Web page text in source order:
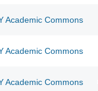
Academic Commons
Academic Commons
Academic Commons